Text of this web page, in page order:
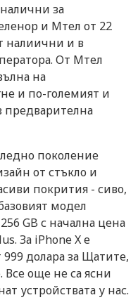
за
и Мтел от 22
налиични и в
От Мтел
на
и по-големият и
предварителна
поколение
от стъкло и
покрития - сиво,
модел
GB с начална цена
За iPhone X е
долара за Щатите,
Все още не са ясни
устройствата у нас.